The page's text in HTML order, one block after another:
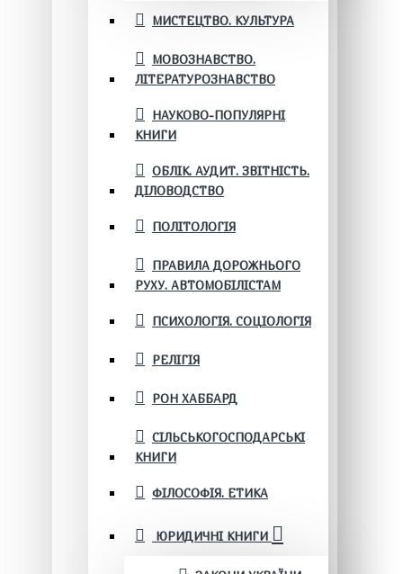
МИСТЕЦТВО. КУЛЬТУРА
МОВОЗНАВСТВО.
ЛІТЕРАТУРОЗНАВСТВО
НАУКОВО-ПОПУЛЯРНІ
КНИГИ
ОБЛІК. АУДИТ. ЗВІТНІСТЬ.
ДІЛОВОДСТВО
ПОЛІТОЛОГІЯ
ПРАВИЛА ДОРОЖНЬОГО
РУХУ. АВТОМОБІЛІСТАМ
ПСИХОЛОГІЯ. СОЦІОЛОГІЯ
РЕЛІГІЯ
РОН ХАББАРД
СІЛЬСЬКОГОСПОДАРСЬКІ
КНИГИ
ФІЛОСОФІЯ. ЕТИКА
ЮРИДИЧНІ КНИГИ